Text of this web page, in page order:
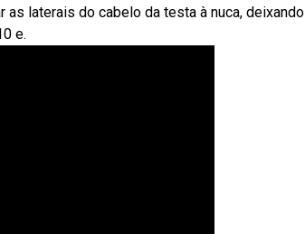
laterais do cabelo da testa à nuca, deixando
e.